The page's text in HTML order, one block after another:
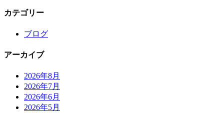
カテゴリー
ブログ
アーカイブ
2026年8月
2026年7月
2026年6月
2026年5月